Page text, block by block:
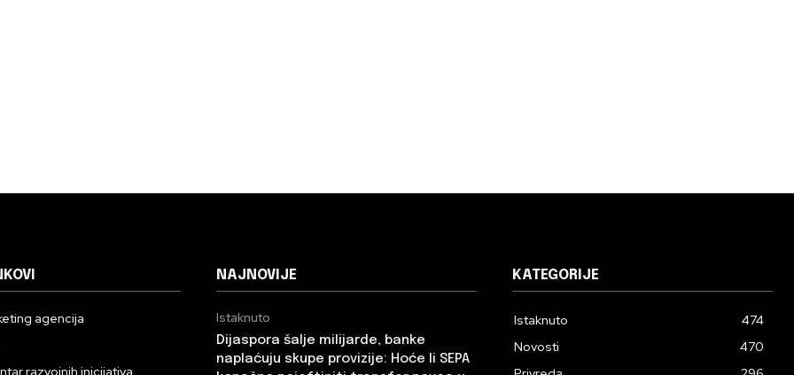
agencija
razvojnih inicijativa
NAJNOVIJE
Istaknuto
Dijaspora šalje milijarde, banke
naplaćuju skupe provizije: Hoće li SEPA
KATEGORIJE
Istaknuto
474
Novosti
470